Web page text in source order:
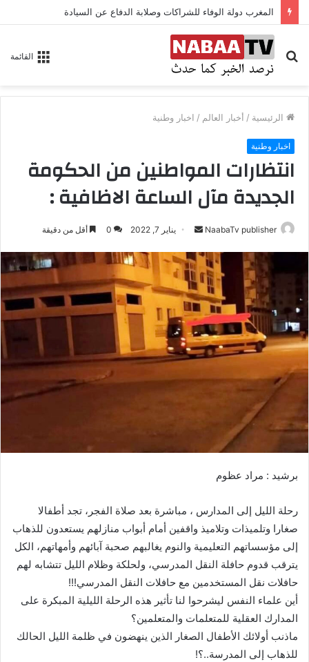
المغرب دولة الوفاء للشراكات وصلابة الدفاع عن السيادة
القائمة
بحث
عن
الرئيسية / أخبار العالم / اخبار وطنية
اخبار وطنية
انتظارات المواطنين من الحكومة
الجديدة مآل الساعة الاظافية :
NaabaTv publisher
س
ل
ب
ر
ي
د
ا
إ
ا
يناير 7, 2022 0 أقل من دقيقة
برشيد : مراد عظوم
رحلة الليل إلى المدارس ، مباشرة بعد صلاة الفجر، تجد أطفالا
صغارا وتلميذات وتلاميذ واقفين أمام أبواب منازلهم يستعدون للذهاب
إلى مؤسساتهم التعليمية والنوم يغالبهم صحبة آبائهم وأمهاتهم، الكل
يترقب قدوم حافلة النقل المدرسي، ولحلكة وظلام الليل تتشابه لهم
حافلات نقل المستخدمين مع حافلات النقل المدرسي!!!
أين علماء النفس ليشرحوا لنا تأثير هذه الرحلة الليلية المبكرة على
المدارك العقلية للمتعلمات والمتعلمين؟
ماذنب أولائك الأطفال الصغار الذين ينهضون في ظلمة الليل الحالك
للذهاب إلى المدرسة..؟!